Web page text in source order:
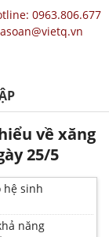
0963.806.677
về xăng
25/5
hệ sinh
năng